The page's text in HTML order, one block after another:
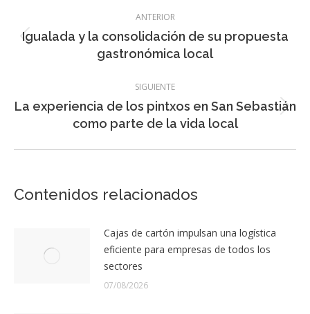
entre
ANTERIOR
Entrada
anterior:
Igualada y la consolidación de su propuesta
gastronómica local
SIGUIENTE
Entrada
siguiente:
La experiencia de los pintxos en San Sebastián
como parte de la vida local
Contenidos relacionados
Cajas de cartón impulsan una logística
eficiente para empresas de todos los
sectores
07/08/2026